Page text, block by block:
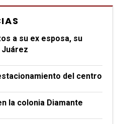
a su ex esposa, su
Juárez
del centro
la colonia Diamante